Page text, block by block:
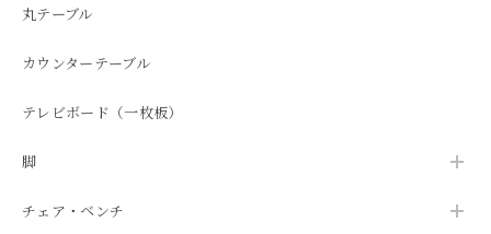
丸テーブル
カウンターテーブル
テレビボード（一枚板）
脚
チェア・ベンチ